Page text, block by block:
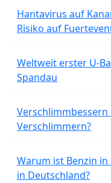
Hantavirus auf
Risiko auf
Weltweit erster U-
Spandau
Verschlimmern?
Warum ist Benzin in
in Deutschland?